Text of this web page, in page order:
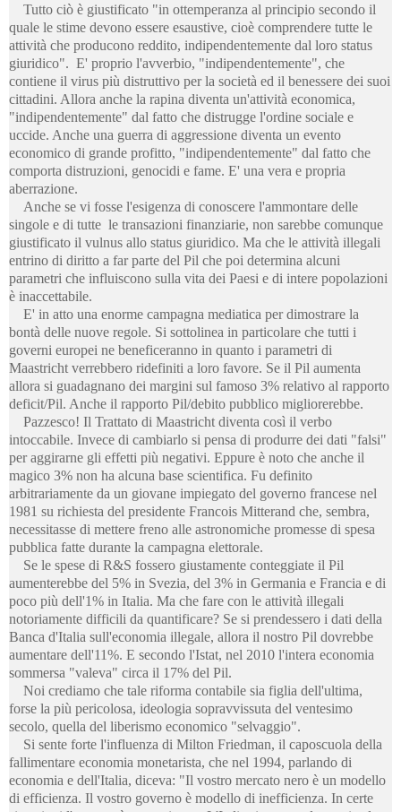
Tutto ciò è giustificato "in ottemperanza al principio secondo il
quale le stime devono essere esaustive, cioè comprendere tutte le
attività che producono reddito, indipendentemente dal loro status
giuridico". E' proprio l'avverbio, "indipendentemente", che
contiene il virus più distruttivo per la società ed il benessere dei suoi
cittadini. Allora anche la rapina diventa un'attività economica,
"indipendentemente" dal fatto che distrugge l'ordine sociale e
uccide. Anche una guerra di aggressione diventa un evento
economico di grande profitto, "indipendentemente" dal fatto che
comporta distruzioni, genocidi e fame. E' una vera e propria
aberrazione.
Anche se vi fosse l'esigenza di conoscere l'ammontare delle
singole e di tutte le transazioni finanziarie, non sarebbe comunque
giustificato il vulnus allo status giuridico. Ma che le attività illegali
entrino di diritto a far parte del Pil che poi determina alcuni
parametri che influiscono sulla vita dei Paesi e di intere popolazioni
è inaccettabile.
E' in atto una enorme campagna mediatica per dimostrare la
bontà delle nuove regole. Si sottolinea in particolare che tutti i
governi europei ne beneficeranno in quanto i parametri di
Maastricht verrebbero ridefiniti a loro favore. Se il Pil aumenta
allora si guadagnano dei margini sul famoso 3% relativo al rapporto
deficit/Pil. Anche il rapporto Pil/debito pubblico migliorerebbe.
Pazzesco! Il Trattato di Maastricht diventa così il verbo
intoccabile. Invece di cambiarlo si pensa di produrre dei dati "falsi"
per aggirarne gli effetti più negativi. Eppure è noto che anche il
magico 3% non ha alcuna base scientifica. Fu definito
arbitrariamente da un giovane impiegato del governo francese nel
1981 su richiesta del presidente Francois Mitterand che, sembra,
necessitasse di mettere freno alle astronomiche promesse di spesa
pubblica fatte durante la campagna elettorale.
Se le spese di R&S fossero giustamente conteggiate il Pil
aumenterebbe del 5% in Svezia, del 3% in Germania e Francia e di
poco più dell'1% in Italia. Ma che fare con le attività illegali
notoriamente difficili da quantificare? Se si prendessero i dati della
Banca d'Italia sull'economia illegale, allora il nostro Pil dovrebbe
aumentare dell'11%. E secondo l'Istat, nel 2010 l'intera economia
sommersa "valeva" circa il 17% del Pil.
Noi crediamo che tale riforma contabile sia figlia dell'ultima,
forse la più pericolosa, ideologia sopravvissuta del ventesimo
secolo, quella del liberismo economico "selvaggio".
Si sente forte l'influenza di Milton Friedman, il caposcuola della
fallimentare economia monetarista, che nel 1994, parlando di
economia e dell'Italia, diceva: "Il vostro mercato nero è un modello
di efficienza. Il vostro governo è modello di inefficienza. In certe